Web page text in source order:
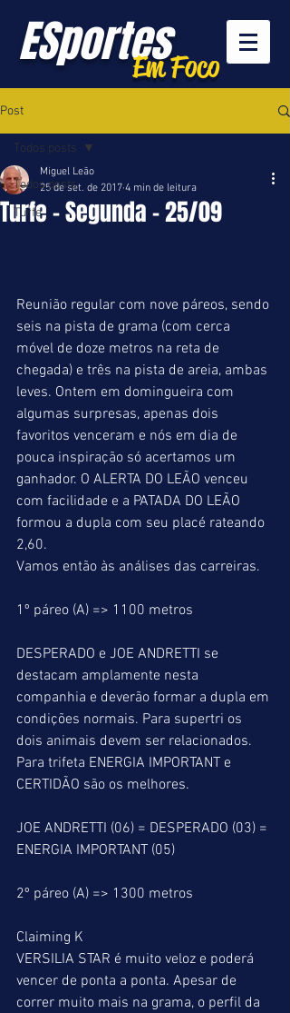
ESportesEm Foco
Post
Todos posts
Turfe
Todos posts
Turfe - Segunda - 25/09
Miguel Leão
25 de set. de 2017 4 min de leitura
Reunião regular com nove páreos, sendo
seis na pista de grama (com cerca
móvel de doze metros na reta de
chegada) e três na pista de areia, ambas
leves. Ontem em domingueira com
algumas surpresas, apenas dois
favoritos venceram e nós em dia de
pouca inspiração só acertamos um
ganhador. O ALERTA DO LEÃO venceu
com facilidade e a PATADA DO LEÃO
formou a dupla com seu placé rateando
2,60.
Vamos então às análises das carreiras.
1º páreo (A) => 1100 metros
DESPERADO e JOE ANDRETTI se
destacam amplamente nesta
companhia e deverão formar a dupla em
condições normais. Para supertri os
dois animais devem ser relacionados.
Para trifeta ENERGIA IMPORTANT e
CERTIDÃO são os melhores.
JOE ANDRETTI (06) = DESPERADO (03) =
ENERGIA IMPORTANT (05)
2º páreo (A) => 1300 metros
Claiming K
VERSILIA STAR é muito veloz e poderá
vencer de ponta a ponta. Apesar de
correr muito mais na grama, o perfil da